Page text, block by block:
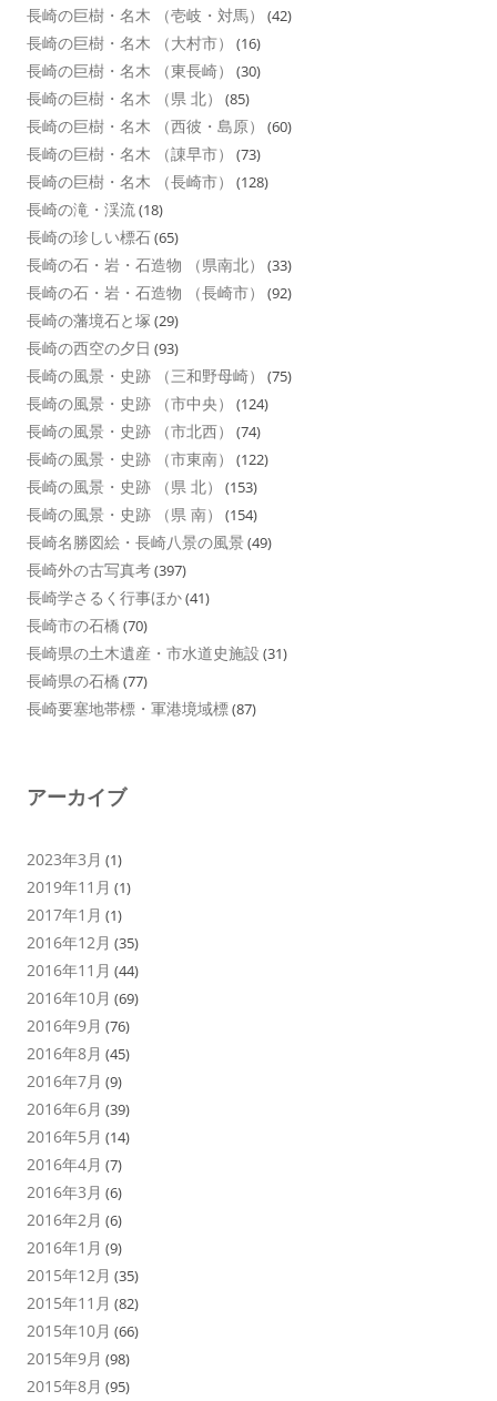
長崎の巨樹・名木 （壱岐・対馬） (42)
長崎の巨樹・名木 （大村市） (16)
長崎の巨樹・名木 （東長崎） (30)
長崎の巨樹・名木 （県 北） (85)
長崎の巨樹・名木 （西彼・島原） (60)
長崎の巨樹・名木 （諌早市） (73)
長崎の巨樹・名木 （長崎市） (128)
長崎の滝・渓流(18)
長崎の珍しい標石(65)
長崎の石・岩・石造物 （県南北） (33)
長崎の石・岩・石造物 （長崎市） (92)
長崎の藩境石と塚 (29)
長崎の西空の夕日 (93)
長崎の風景・史跡 （三和野母崎） (75)
長崎の風景・史跡 （市中央） (124)
長崎の風景・史跡 （市北西） (74)
長崎の風景・史跡 （市東南） (122)
長崎の風景・史跡 （県 北） (153)
長崎の風景・史跡 （県 南） (154)
長崎名勝図絵・長崎八景の風景 (49)
長崎外の古写真考(397)
長崎学さるく行事ほか(41)
長崎市の石橋 (70)
長崎県の土木遺産・市水道史施設 (31)
長崎県の石橋 (77)
長崎要塞地帯標・軍港境域標(87)
アーカイブ
2023年3月 (1)
2019年11月 (1)
2017年1月 (1)
2016年12月 (35)
2016年11月 (44)
2016年10月 (69)
2016年9月 (76)
2016年8月 (45)
2016年7月 (9)
2016年6月 (39)
2016年5月 (14)
2016年4月 (7)
2016年3月 (6)
2016年2月 (6)
2016年1月 (9)
2015年12月 (35)
2015年11月 (82)
2015年10月 (66)
2015年9月 (98)
2015年8月 (95)